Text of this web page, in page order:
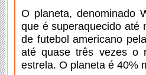
O planeta, denominado
que é superaquecido até
de futebol americano
até quase três vezes o
estrela. O planeta é 40%